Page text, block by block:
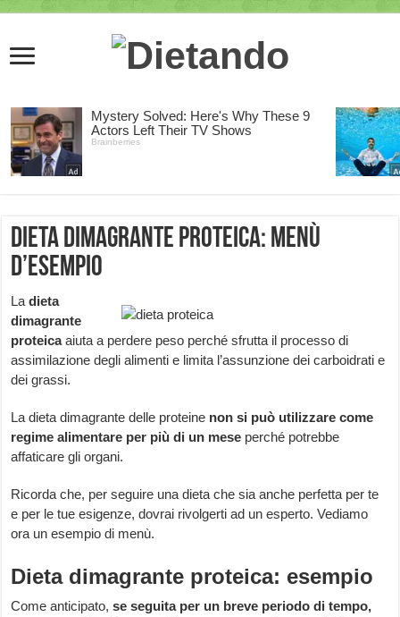
Dieta dimagrante proteica: menù
d’esempio
Ladieta
dimagrante
proteicaaiuta a perdere peso perché sfrutta il processo di
assimilazione degli alimenti e limita l’assunzione dei carboidrati e
dei grassi.
La dieta dimagrante delle proteine non si può utilizzare come
regime alimentare per più di un mese perché potrebbe
affaticare gli organi.
Ricorda che, per seguire una dieta che sia anche perfetta per te
e per le tue esigenze, dovrai rivolgerti ad un esperto. Vediamo
ora un esempio di menù.
Dieta dimagrante proteica: esempio
Come anticipato,se seguita per un breve periodo di tempo,